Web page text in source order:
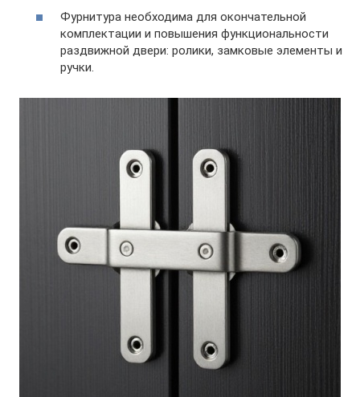
Фурнитура необходима для окончательной
комплектации и повышения функциональности
раздвижной двери: ролики, замковые элементы и
ручки.